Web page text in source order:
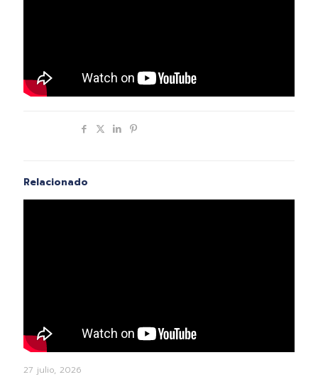
Relacionado
27 julio, 2026